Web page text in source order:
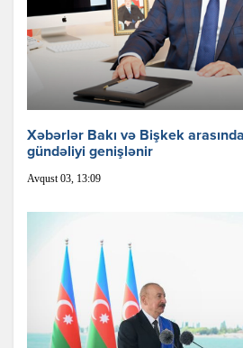
Xəbərlər Bakı və Bişkek
gündəliyi genişlənir
Avqust 03, 13:09